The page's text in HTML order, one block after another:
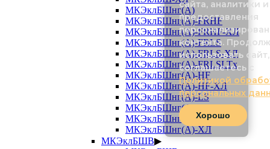
МКЭклБШнг(А)
МКЭклБШнг(А)-FRHF
МКЭклБШнг(А)-FRHF-ХЛ
МКЭклБШнг(А)-FRLS
МКЭклБШнг(А)-FRLS-ХЛ
МКЭклБШнг(А)-FRLSLTx
МКЭклБШнг(А)-HF
МКЭклБШнг(А)-HF-ХЛ
МКЭклБШнг(А)-LS
МКЭклБШнг(А)-LS-ХЛ
МКЭклБШнг(А)-LSLTx
МКЭклБШнг(А)-ХЛ
МКЭклБШВ▶
сайта, аналитики и
предоставления
контента.
использовать
соглашаетесь с
Политикой
персональных
Хорошо